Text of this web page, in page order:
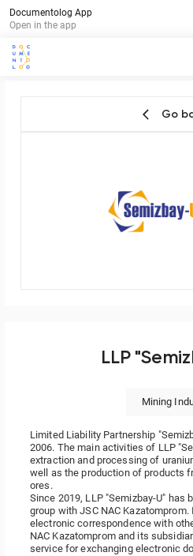
Documentolog App
Open in the app
Go
LLP
Mining
Limited Liability Partnership
2006. The main activities of LLP
extraction and processing of
well as the production of products
ores .
Since 2019, LLP "Semizbay-U" has
group with JSC NAC
electronic correspondence with
NAC Kazatomprom and its
service for exchanging electronic